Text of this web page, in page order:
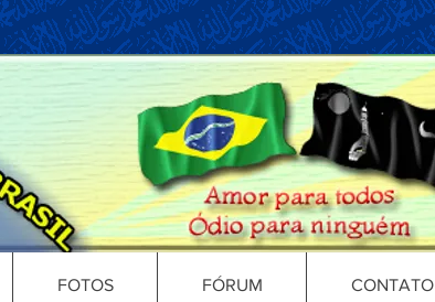
FOTOS FÓRUM CONTATO